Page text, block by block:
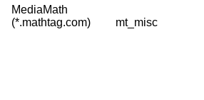
MediaMath
(*.mathtag.com)
mt_misc